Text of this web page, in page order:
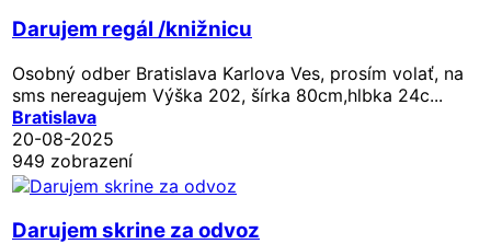
Darujem regál /knižnicu
Osobný odber Bratislava Karlova Ves, prosím volať, na
sms nereagujem Výška 202, šírka 80cm,hlbka 24c...
Bratislava
20-08-2025
949 zobrazení
Darujem skrine za odvoz